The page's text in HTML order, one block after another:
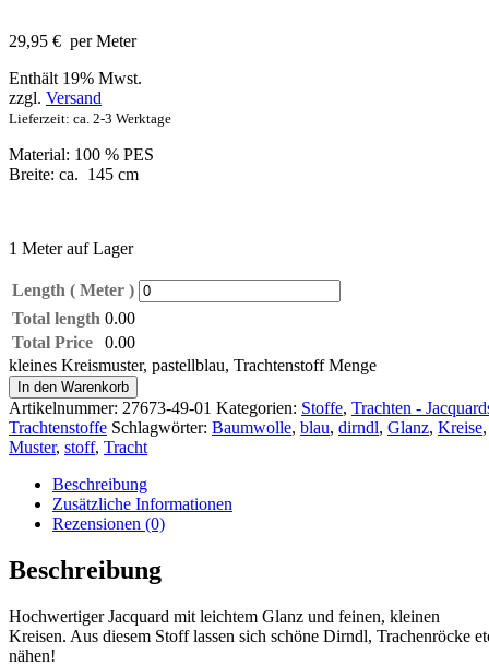
29,95 € per Meter
Enthält 19% Mwst.
zzgl. Versand
Lieferzeit: ca. 2-3 Werktage
Material: 100 % PES
Breite: ca. 145 cm
1 Meter auf Lager
Length ( Meter )
Total length 0.00
Total Price
0.00
kleines Kreismuster, pastellblau, Trachtenstoff Menge
In den Warenkorb
Artikelnummer: 27673-49-01 Kategorien: Stoffe, Trachten -
Trachtenstoffe Schlagwörter: Baumwolle, blau, dirndl, Glanz, Kreise,
Muster, stoff, Tracht
Beschreibung
Zusätzliche Informationen
Rezensionen (0)
Beschreibung
Hochwertiger Jacquard mit leichtem Glanz und feinen, kleinen
Kreisen. Aus diesem Stoff lassen sich schöne Dirndl, Trachenröcke
nähen!